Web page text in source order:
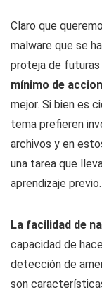
Claro que
malware que se
proteja de futuras
mínimo de
mejor. Si bien es
tema prefieren
archivos y en
una tarea que
aprendizaje previo.
La facilidad de
capacidad de
detección de
son